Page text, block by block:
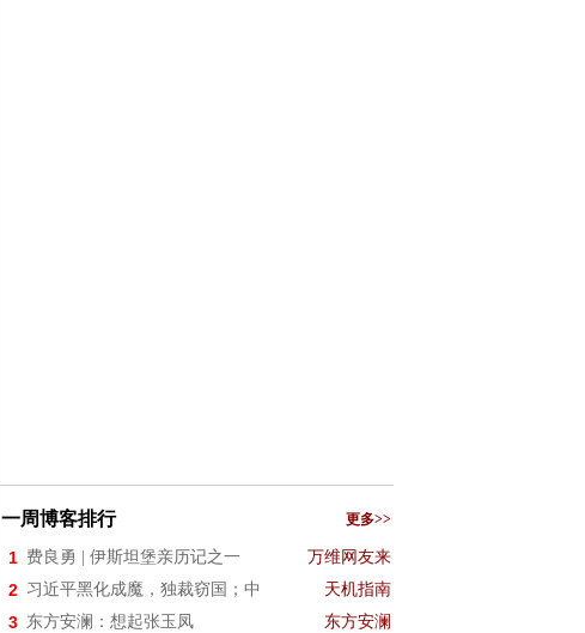
一周博客排行 更多>>
1 费良勇 | 伊斯坦堡亲历记之一 万维网友来
2 习近平黑化成魔，独裁窃国；中 天机指南
3 东方安澜：想起张玉凤 东方安澜